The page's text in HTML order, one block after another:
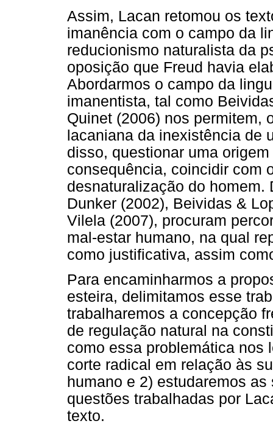
Assim, Lacan retomou os
imanência com o campo da
reducionismo naturalista da
oposição que Freud havia
Abordarmos o campo da
imanentista, tal como
Quinet (2006) nos permitem,
lacaniana da inexistência de
disso, questionar uma
consequência, coincidir com
desnaturalização do homem.
Dunker (2002), Beividas &
Vilela (2007), procuram
mal-estar humano, na qual
como justificativa, assim
Para encaminharmos a
esteira, delimitamos esse
trabalharemos a concepção
de regulação natural na
como essa problemática nos
corte radical em relação às
humano e 2) estudaremos
questões trabalhadas por
texto.